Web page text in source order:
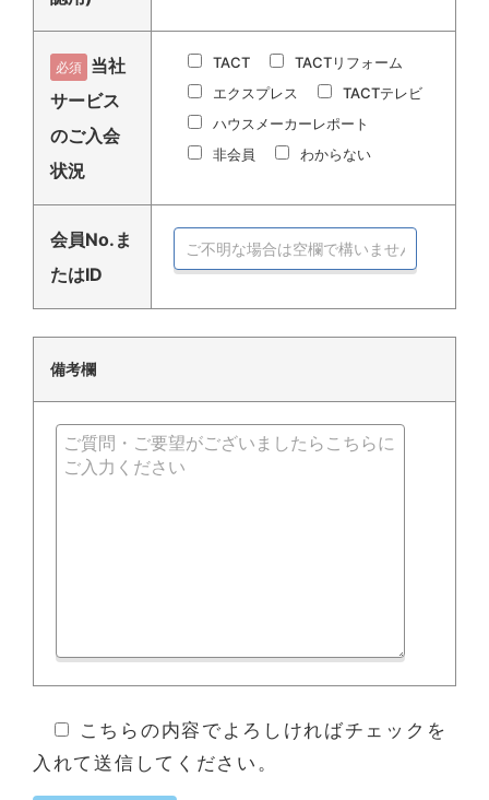
必須 当社
サービス
のご入会
状況
TACT
TACTリフォーム
エクスプレス
TACTテレビ
ハウスメーカーレポート
非会員
わからない
会員No.ま
たはID
備考欄
こちらの内容でよろしければチェックを
入れて送信してください。